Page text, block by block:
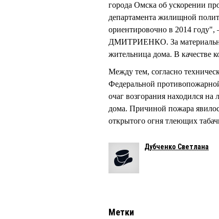
города Омска об ускорении
департамента жилищной
ориентировочно в 2014
ДМИТРИЕНКО. За
жительница дома. В качестве
Между тем, согласно
Федеральной
очаг возгорания находился
дома. Причиной пожара
открытого огня тлеющих
Дубченко Светлана
Метки